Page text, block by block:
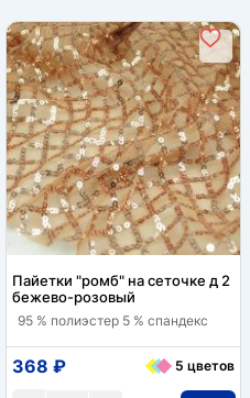
Пайетки "ромб" на сеточке д 2
бежево-розовый
95 % полиэстер 5 % спандекс
368 ₽ 5 цветов